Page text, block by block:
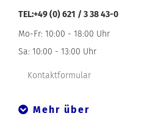
TEL:+49 (0) 621 / 3 38 43-0
Mo-Fr: 10:00 - 18:00 Uhr
Sa: 10:00 - 13:00 Uhr
Kontaktformular
Mehr über